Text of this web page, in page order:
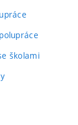
školami